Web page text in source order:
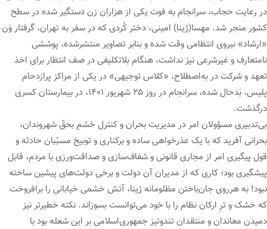
در رعایت حجاب، سرانجام به فوت یکی از هزاران زن دستگیر شده در سطح
کشور منجر شد. مهسا(ژینا) امینی، دختر کُردی که در سفر به تهران، گرفتار وَن
«ارشاد» نیروی انتظامی وقت شده و بنابر تصاویر منتشرشده، پوششی
نامتعارف و غیرشرعی نیز نداشت، هنگام بلاتکلیفی در صف انتظار برای اخذ
تعهد و شرکت در به‌اصطلاح، «کلاس توجیهی» در یکی از مراکز پرازدحام
پلیس، بَدحال شده، سرانجام در روز ۲۵ شهریور ۱۴۰۱، در بیمارستان کسری
درگذشت.
بی‌تدبیری مسؤولان امر در مدیریت بحران و کنترل خشمِ بحقّ شهروندان،
بحرانی آفرید که با یک عذرخواهی ساده و برکناری و توبیخ مسبّبان حادثه و
قول پیگیری امر از مجاری قانونی و شفاف‌سازی و صداقت‌ورزی با مردم، قابل
پیشگیری بود؛ کاری که از مدیران آن دولت و برخی دولت‌های پیشین ساخته
نبود! به هرروی جان‌باختن مظلومانه ژینا، آتش خشمی خیابانی را برافروخت
که خشک و ترِ ارکان نظام را با خود می‌توانست بسوزاند. نکته خطیرتر نیز
دمیدن معاندان و منتقدان تندوتیز جمهوری‌اسلامی بر این شعله بود با